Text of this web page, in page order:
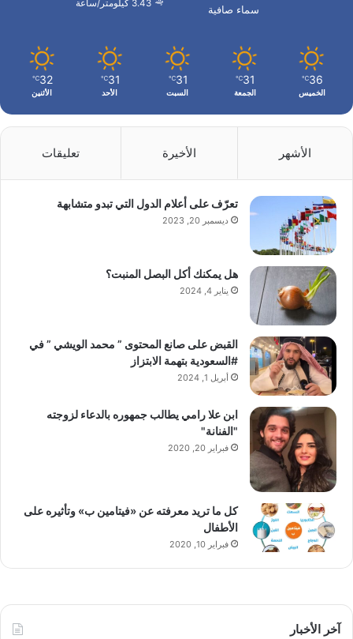
سماء صافية 3.43 كيلومتر/ساعة
36
℃
الخميس
31
℃
الجمعة
31
℃
السبت
31
℃
الأحد
32
℃
الأثنين
الأشهر الأخيرة تعليقات
تعرّف على أعلام الدول التي تبدو متشابهة
ديسمبر 20, 2023
هل يمكنك أكل البصل المنبت؟
يناير 4, 2024
القبض على صانع المحتوى ” محمد الويشي ” في
#السعودية بتهمة الابتزاز
أبريل 1, 2024
ابن علا رامي يطالب جمهوره بالدعاء لزوجته
"الفنانة"
فبراير 20, 2020
كل ما تريد معرفته عن «فيتامين ب» وتأثيره على
الأطفال
فبراير 10, 2020
آخر الأخبار